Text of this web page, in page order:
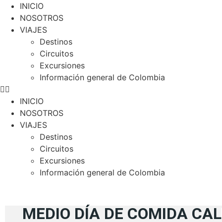
INICIO
NOSOTROS
VIAJES
Destinos
Circuitos
Excursiones
Información general de Colombia
INICIO
NOSOTROS
VIAJES
Destinos
Circuitos
Excursiones
Información general de Colombia
MEDIO DÍA DE COMIDA